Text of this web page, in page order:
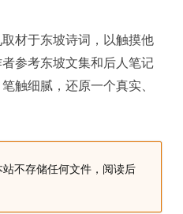
材于东坡诗词，以触摸他
参考东坡文集和后人笔记
触细腻，还原一个真实、
不存储任何文件，阅读后